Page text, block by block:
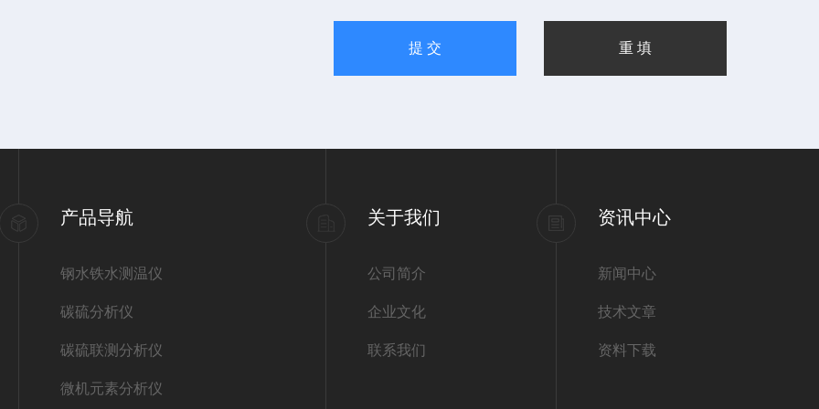
产品导航
钢水铁水测温仪
碳硫分析仪
碳硫联测分析仪
微机元素分析仪
关于我们
公司简介
企业文化
联系我们
资讯中心
新闻中心
技术文章
资料下载